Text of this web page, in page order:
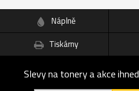
Náplně
Tiskárny
Slevy na tonery a akce